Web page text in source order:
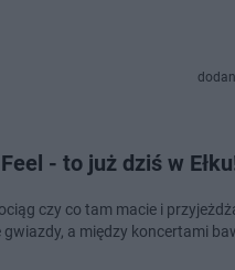
- to już dziś w
czy co tam macie i
a między koncertami